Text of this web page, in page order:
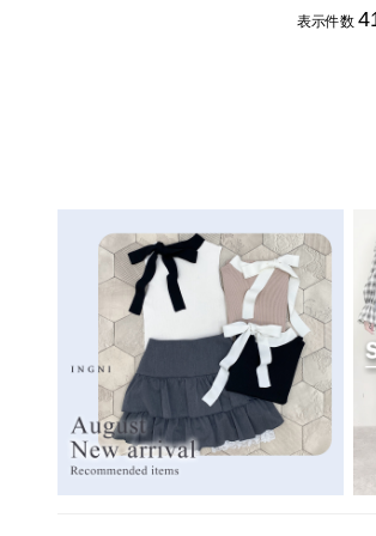
表示件数